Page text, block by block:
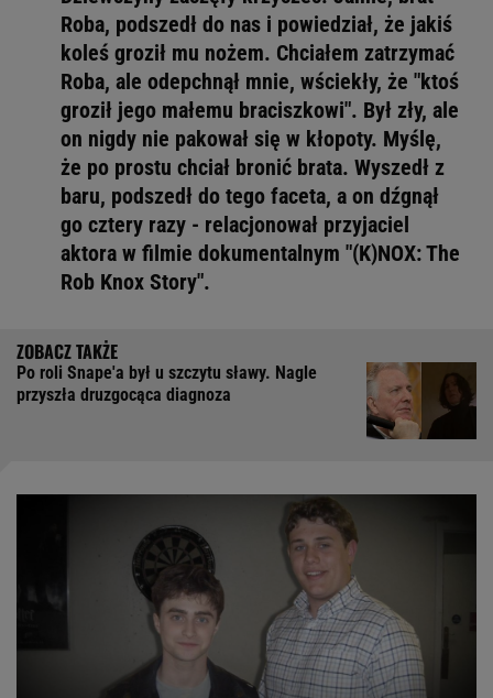
Roba, podszedł do nas i powiedział, że jakiś
koleś groził mu nożem. Chciałem zatrzymać
Roba, ale odepchnął mnie, wściekły, że "ktoś
groził jego małemu braciszkowi". Był zły, ale
on nigdy nie pakował się w kłopoty. Myślę,
że po prostu chciał bronić brata. Wyszedł z
baru, podszedł do tego faceta, a on dźgnął
go cztery razy - relacjonował przyjaciel
aktora w filmie dokumentalnym "(K)NOX: The
Rob Knox Story".
Po roli Snape'a był u szczytu sławy. Nagle
przyszła druzgocąca diagnoza